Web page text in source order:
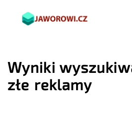
Wyniki
złe reklamy